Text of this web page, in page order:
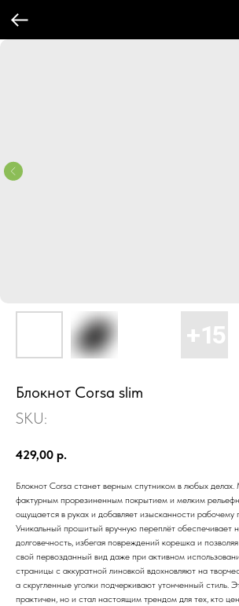
Блокнот Corsa slim
SKU:
429,00 р.
Блокнот Corsa станет верным спутником в любых делах.
фактурным прорезиненным покрытием и мелким
ощущается в руках и добавляет изысканности рабочему
Уникальный прошитый вручную переплёт обеспечивает
долговечность, избегая повреждений корешка и
свой первозданный вид даже при активном
страницы с аккуратной линовкой вдохновляют на
а скругленные уголки подчеркивают утонченный стиль.
практичен, но и стал настоящим трендом для тех, кто